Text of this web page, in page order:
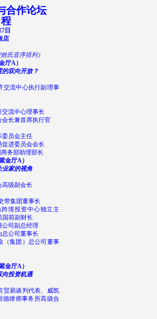
合作论坛
日
店
氏音序排列）
厅A）
的双向开放？
交流中心执行副理事
流中心理事长
长兼首席执行官
委员会主任
进委员会会长
务部助理部长
金厅A）
业家的视角
高级副会长
带集团董事长
境投资中心独立主
国前副财长
司副总经理
公司董事长
（集团）总公司董事
金厅A）
向投资机遇
贸易谈判代表、威凯
德律师事务所高级合